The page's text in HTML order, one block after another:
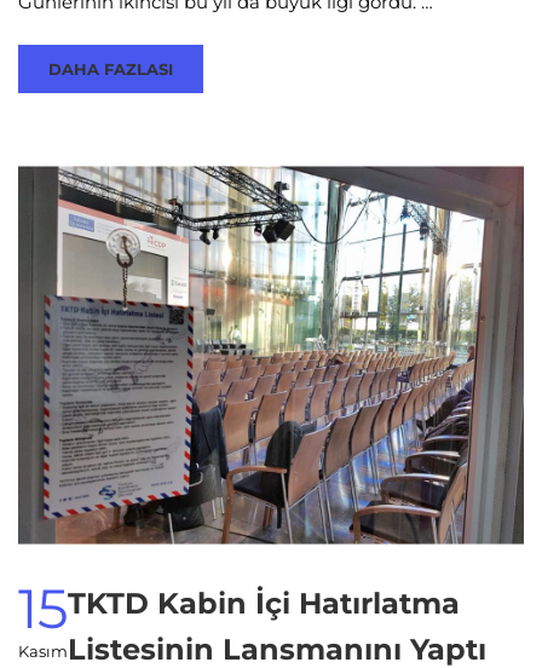
DAHA FAZLASI
15
Kasım
TKTD Kabin İçi Hatırlatma
Listesinin Lansmanını Yaptı